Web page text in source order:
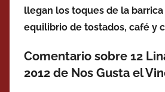
llegan los toques de la
equilibrio de tostados, café y
Comentario sobre 12
2012 de Nos Gusta el